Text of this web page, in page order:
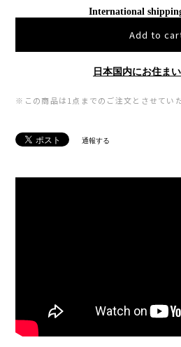
International
Add to
日本国内にお住ま
※この商品は1点までのご注文とさせていた
通報する